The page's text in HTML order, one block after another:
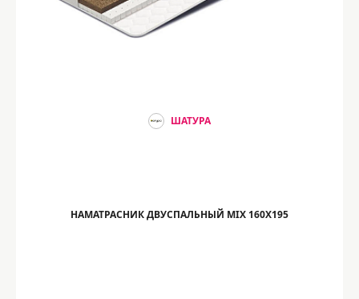
ШАТУРА
НАМАТРАСНИК ДВУСПАЛЬНЫЙ MIX 160Х195